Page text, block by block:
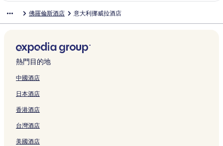
a
i
n
i
頁
o
b
y
H
o
e
h
a
r
i
n
頁
面
e
e
b
y
I
G
面
i
u
t
o
g
a
h
C
o
l
面
F
r
e
n
c
B
l
f
i
o
m
F
i
r
e
z
頁
面
b
i
l
t
o
F
o
r
e
n
o
頁
面
i
t
e
l
F
r
n
z
e
-
o
l
I
n
F
o
e
n
c
e
U
a
n
H
o
e
頁
面
e
o
t
e
l
l
r
e
n
c
t
e
g
i
s
l
r
e
n
c
s
o
u
s
e
i
f
i
S
i
n
p
a
r
t
e
t
s
F
l
a
s
i
d
e
z
d
e
l
l
啟
I
o
t
e
l
i
e
n
z
e
開
啟
r
r
e
M
n
e
l
l
i
佛羅倫斯酒店 意大利挪威拉酒店
熱門目的地
中國酒店
日本酒店
香港酒店
台灣酒店
美國酒店